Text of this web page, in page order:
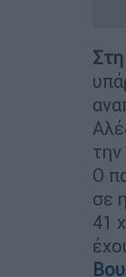
την
Ο
σε
41